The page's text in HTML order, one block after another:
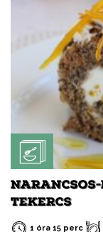
TEKERCS
1 óra 15 perc